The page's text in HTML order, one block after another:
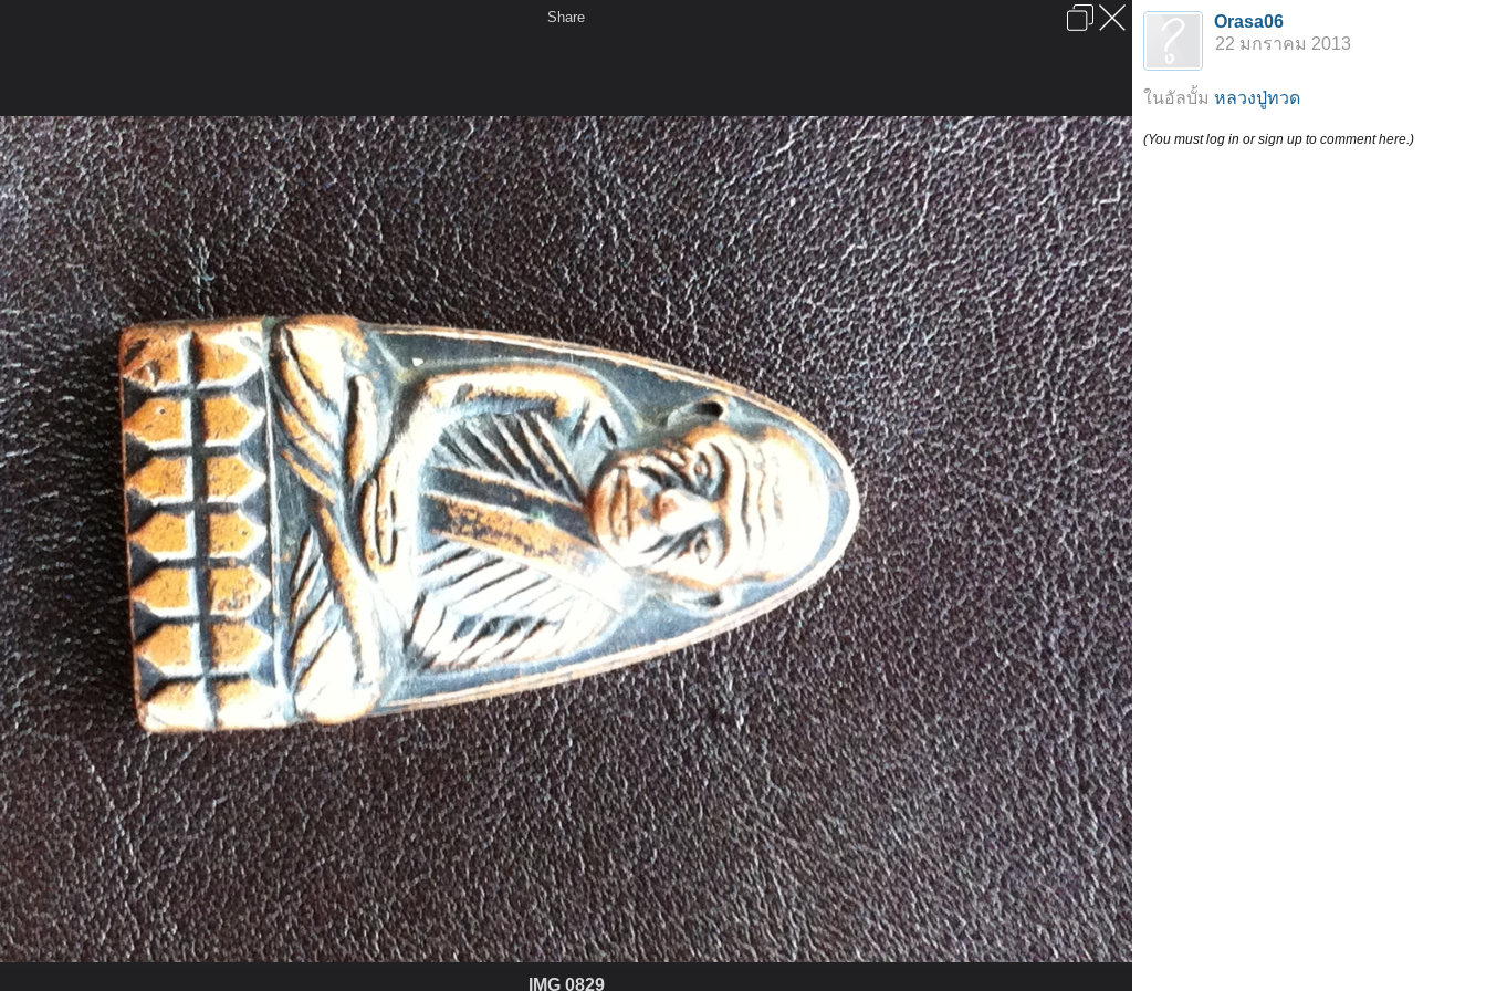
หน้าแรก รูปภาพ General Orasa06 หลวงปู่ทวด
IMG 0829
หน้าแรก เว็บบอร์ด มีอะไรใหม่ วิดีโอ รูปภาพ
หมวดหมู่ มีอะไรใหม่ คอลเล็คชั่น สถานที่ กล้อง แท็ก
เสียงธรรม สมาชิก ห้องสนทนา
ลงโฆษณา ติดต่อเรา ช่วยเหลือ
Share
IMG 0829
Orasa06
22 มกราคม 2013
ในอัลบั้ม หลวงปู่ทวด
(You must log in or sign up to comment here.)